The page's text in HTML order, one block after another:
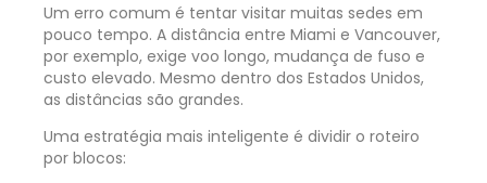
Um erro comum é tentar visitar muitas sedes em
pouco tempo. A distância entre Miami e Vancouver,
por exemplo, exige voo longo, mudança de fuso e
custo elevado. Mesmo dentro dos Estados Unidos,
as distâncias são grandes.
Uma estratégia mais inteligente é dividir o roteiro
por blocos: